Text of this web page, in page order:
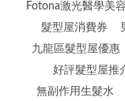
Fotona激光醫學美
髮型屋消費券
九龍區髮型屋優惠
好評髮型屋推
無副作用生髮水